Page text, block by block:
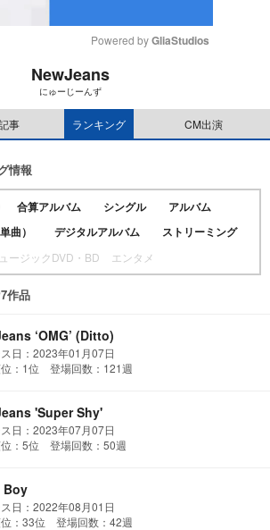
t
Powered by GliaStudios
NewJeans
にゅーじーんず
事 ランキング CM出演
情報
合算アルバム シングル
アルバム
曲）
デジタルアルバム ストリーミング
ージックDVD・BD エンタメ
作品
‘OMG’ (Ditto)
ス日：2023年01月07日
：1位 登場回数：121週
'Super Shy'
ス日：2023年07月07日
：5位 登場回数：50週
Boy
ス日：2022年08月01日
：33位 登場回数：42週